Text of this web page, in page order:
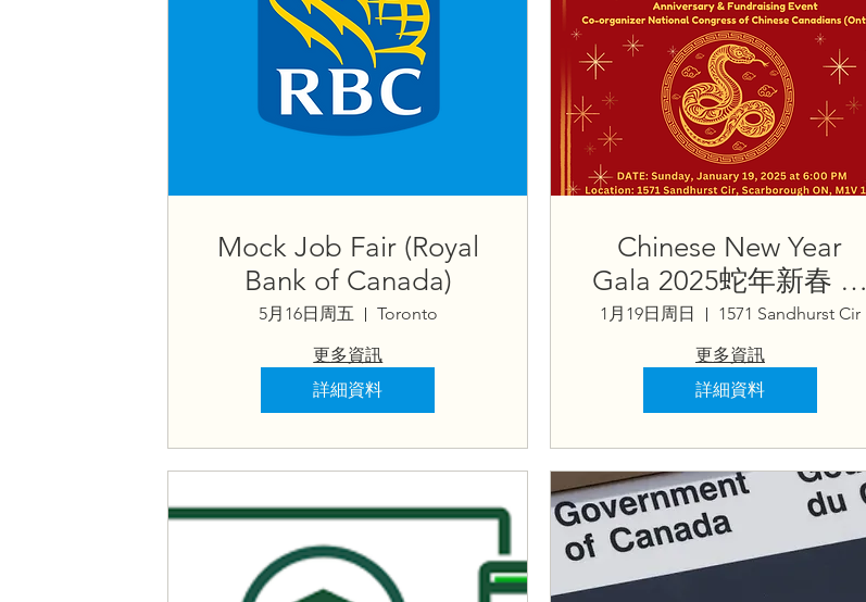
Mock Job Fair (Royal
Bank of Canada)
5月16日周五
Toronto
更多資訊
詳細資料
Chinese New Year
Gala 2025蛇年新春 聯
歡晚會
1月19日周日
1571 Sandhurst Cir
更多資訊
詳細資料